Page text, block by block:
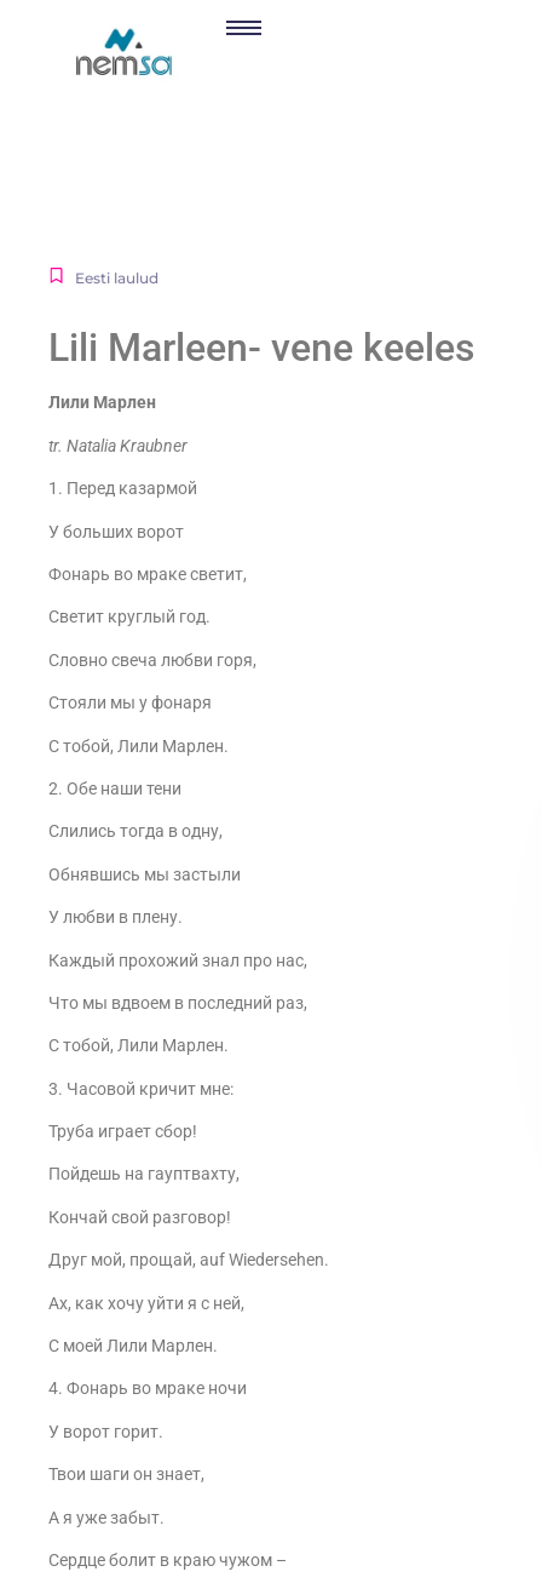
Eesti laulud
Lili Marleen- vene keeles
Лили Марлен
tr. Natalia Kraubner
1. Перед казармой
У больших ворот
Фонарь во мраке светит,
Светит круглый год.
Словно свеча любви горя,
Стояли мы у фонаря
С тобой, Лили Марлен.
2. Обе наши тени
Слились тогда в одну,
Обнявшись мы застыли
У любви в плену.
Каждый прохожий знал про нас,
Что мы вдвоем в последний раз,
С тобой, Лили Марлен.
3. Часовой кричит мне:
Труба играет сбор!
Пойдешь на гауптвахту,
Кончай свой разговор!
Друг мой, прощай, auf Wiedersehen.
Ах, как хочу уйти я с ней,
С моей Лили Марлен.
4. Фонарь во мраке ночи
У ворот горит.
Твои шаги он знает,
А я уже забыт.
Сердце болит в краю чужом –